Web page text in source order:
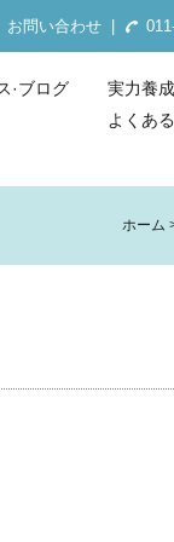
お問い合わせ
·ブログ
実力養
よくあ
ホーム